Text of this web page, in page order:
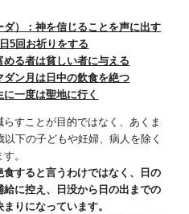
ダ）：神を信じることを声に出す
5回お祈りをする
める者は貧しい者に与える
ダン月は日中の飲食を絶つ
一度は聖地に行く
すことが目的ではなく、あくま
下の子どもや妊婦、病人を除く
。
すると言うわけではなく、日の
に控え、日没から日の出までの
りになっています。